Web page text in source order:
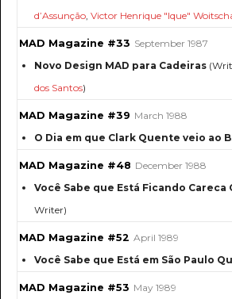
d’Assunção, Victor Henrique "Ique"
MAD Magazine #33 September 1987
Novo Design MAD para Cadeiras
dos Santos)
MAD Magazine #39 March 1988
O Dia em que Clark Quente veio ao
MAD Magazine #48 December 1988
Você Sabe que Está Ficando Careca
Writer)
MAD Magazine #52 April 1989
Você Sabe que Está em São Paulo
MAD Magazine #53 May 1989